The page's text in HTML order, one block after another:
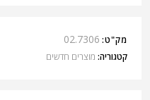
מק"ט: 02.7306
קטגוריה: מוצרים חדשים